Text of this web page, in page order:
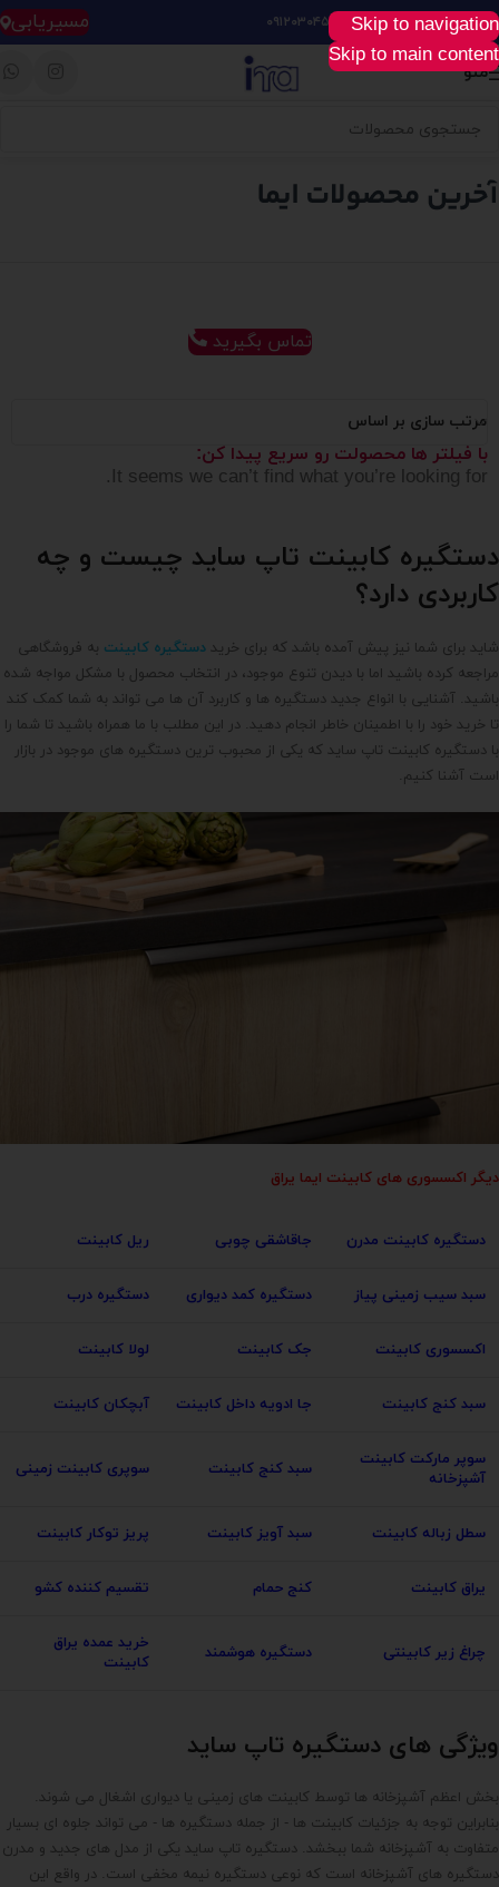
Skip to navigation
Skip to main content
خرید آسان، سریع و راحت : ۰۹۱۲۰۳۰۴۵۲۸ مسیریابی
منو
تماس بگیرید
مرتب سازی بر اساس
با فیلتر ها محصولت رو سریع پیدا کن:
It seems we can’t find what you’re looking for.
دستگیره کابینت تاپ ساید چیست و چه
کاربردی دارد؟
شاید برای شما نیز پیش آمده باشد که برای خرید دستگیره کابینت به فروشگاهی
مراجعه کرده باشید اما با دیدن تنوع موجود، در انتخاب محصول با مشکل مواجه شده
باشید. آشنایی با انواع جدید دستگیره ها و کاربرد آن ها می تواند به شما کمک کند
تا خرید خود را با اطمینان خاطر انجام دهید. در این مطلب با ما همراه باشید تا شما را
با دستگیره کابینت تاپ ساید که یکی از محبوب ترین دستگیره های موجود در بازار
است آشنا کنیم.
دیگر اکسسوری های کابینت ایما یراق
دستگیره کابینت مدرن جاقاشقی چوبی ریل کابینت
سبد سیب زمینی پیاز دستگیره کمد دیواری دستگیره درب
اکسسوری کابینت جک کابینت لولا کابینت
سبد کنج کابینت جا ادویه داخل کابینت آبچکان کابینت
سوپر مارکت کابینت
آشپزخانه
سبد کنج کابینت سوپری کابینت زمینی
سطل زباله کابینت سبد آویز کابینت پریز توکار کابینت
یراق کابینت کنج حمام تقسیم کننده کشو
چراغ زیر کابینتی دستگیره هوشمند
خرید عمده یراق
کابینت
ویژگی های دستگیره تاپ ساید
بخش اعظم آشپزخانه ها توسط کابینت های زمینی یا دیواری اشغال می شوند.
بنابراین توجه به جزئیات کابینت ها - از جمله دستگیره ها - می تواند جلوه ای بسیار
متفاوت به آشپزخانه شما ببخشد. دستگیره تاپ ساید یکی از مدل های جدید و مدرن
دستگیره های آشپزخانه است که نوعی دستگیره نیمه مخفی است. در واقع این